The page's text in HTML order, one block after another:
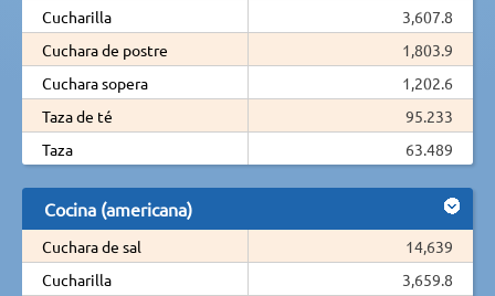
Cucharilla
3,607.8
Cuchara de postre
1,803.9
Cuchara sopera
1,202.6
Taza de té
95.233
Taza
63.489
Cocina (americana)
Cuchara de sal
14,639
Cucharilla
3,659.8